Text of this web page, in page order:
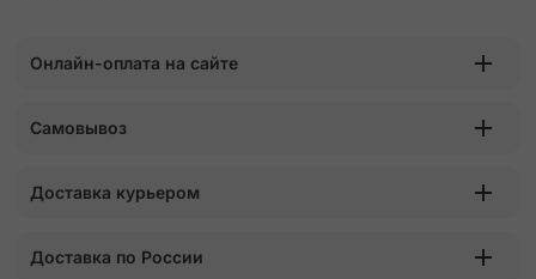
Онлайн-оплата на сайте
Самовывоз
Доставка курьером
Доставка по России